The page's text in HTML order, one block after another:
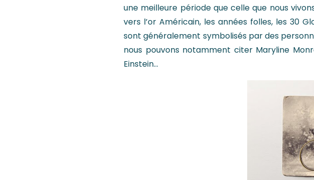
une meilleure période que celle que nous
vers l’or Américain, les années folles, les 30
sont généralement symbolisés par des
nous pouvons notamment citer Maryline
Einstein…